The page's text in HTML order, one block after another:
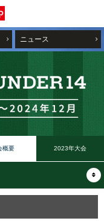
ニュース
概要 2023年大会